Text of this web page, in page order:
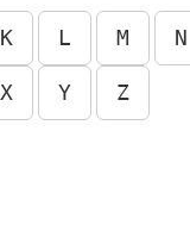
K L M N
X Y Z